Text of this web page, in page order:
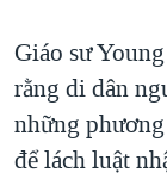
Giáo sư
rằng di dân
những
để lách luật